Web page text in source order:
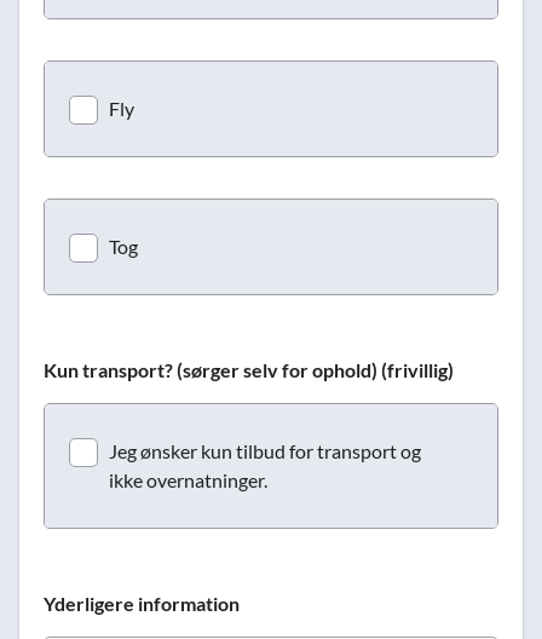
Fly
Tog
Kun transport? (sørger selv for ophold) (frivillig)
Jeg ønsker kun tilbud for transport og
ikke overnatninger.
Yderligere information